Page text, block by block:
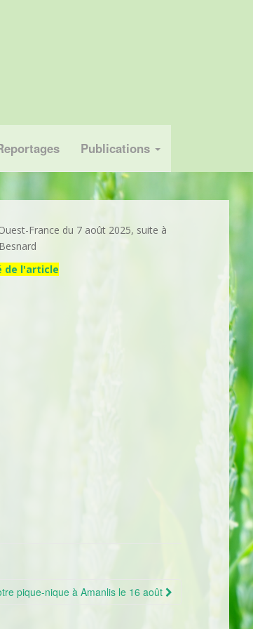
Publications
France du 7 août 2025, suite à
de l'article
pique-nique à Amanlis le 16 août